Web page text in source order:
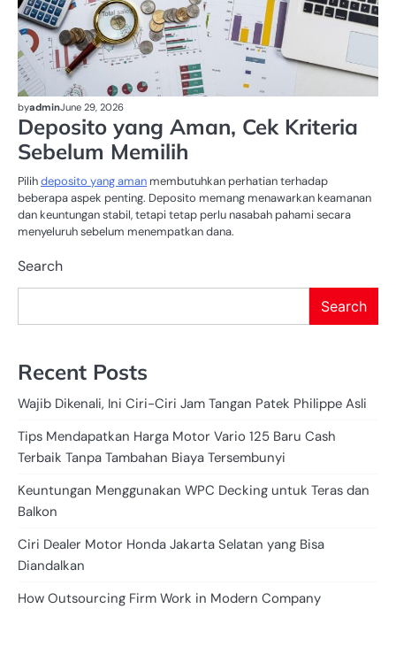
byadminJune 29, 2026
Deposito yang Aman, Cek Kriteria
Sebelum Memilih
Pilihdeposito yang aman membutuhkan perhatian terhadap
beberapa aspek penting. Deposito memang menawarkan keamanan
dan keuntungan stabil, tetapi tetap perlu nasabah pahami secara
menyeluruh sebelum menempatkan dana.
Search
Search
Recent Posts
Wajib Dikenali, Ini Ciri-Ciri Jam Tangan Patek Philippe Asli
Tips Mendapatkan Harga Motor Vario 125 Baru Cash
Terbaik Tanpa Tambahan Biaya Tersembunyi
Keuntungan Menggunakan WPC Decking untuk Teras dan
Balkon
Ciri Dealer Motor Honda Jakarta Selatan yang Bisa
Diandalkan
How Outsourcing Firm Work in Modern Company